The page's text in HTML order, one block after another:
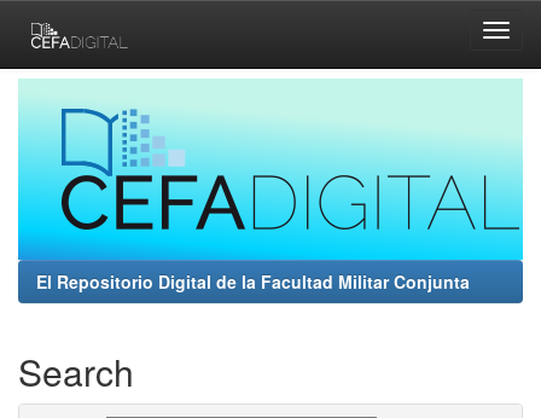
navigation
El Repositorio Digital de la Facultad Militar Conjunta
Search